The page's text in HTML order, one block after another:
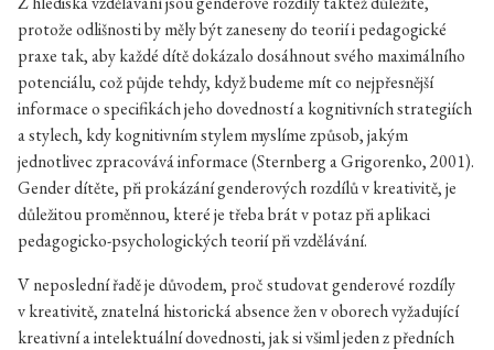
protože odlišnosti by měly být zaneseny do teorií i pedagogické
praxe tak, aby každé dítě dokázalo dosáhnout svého maximálního
potenciálu, což půjde tehdy, když budeme mít co nejpřesnější
informace o specifikách jeho dovedností a kognitivních strategiích
a stylech, kdy kognitivním stylem myslíme způsob, jakým
jednotlivec zpracovává informace (Sternberg a Grigorenko, 2001).
Gender dítěte, při prokázání genderových rozdílů v kreativitě, je
důležitou proměnnou, které je třeba brát v potaz při aplikaci
pedagogicko-psychologických teorií při vzdělávání.
V neposlední řadě je důvodem, proč studovat genderové rozdíly
v kreativitě, znatelná historická absence žen v oborech vyžadující
kreativní a intelektuální dovednosti, jak si všiml jeden z předních